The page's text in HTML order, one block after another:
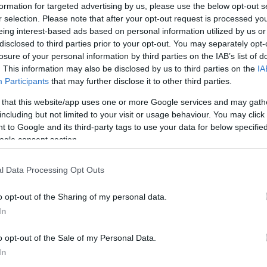
for targeted advertising by us, please use the below opt-out
selection. Please note that after your opt-out request is processed
interest-based ads based on personal information utilized by us
to third parties prior to your opt-out. You may separately
of your personal information by third parties on the IAB’s list of
This information may also be disclosed by us to third parties on the
Participants that may further disclose it to other third parties.
that this website/app uses one or more Google services and may
but not limited to your visit or usage behaviour. You may
to Google and its third-party tags to use your data for below
consent section.
Data Processing Opt Outs
opt-out of the Sharing of my personal data.
opt-out of the Sale of my Personal Data.
években is közkedvelt rendezvényük, a
és az országos média figyelmét, hiszen a fő
emberek is jelen voltak. Programjuk az emberi
felhívni a figyelmet. Az egyesület fontos
élethez segítséget nem igénylő emberek közötti
formálását, az ezzel kapcsolatos kampányt. Az
rendezvény nagyon meghatározó szerepet tölt be,
és a sérült emberek számára a közös életre,
az embereket célozza kortól és nemtől
elősegítése érdekében, és a társadalom
Nagy Ildikó. Kiemelte, hogy továbbra is
összetartozását, a magyar amatőr táncéletet
alkotókat megismerni, tapasztalatot cserélni.
is és ezzel is erősíteni az összetartozást. A
mind a közönségnek, mind pedig a